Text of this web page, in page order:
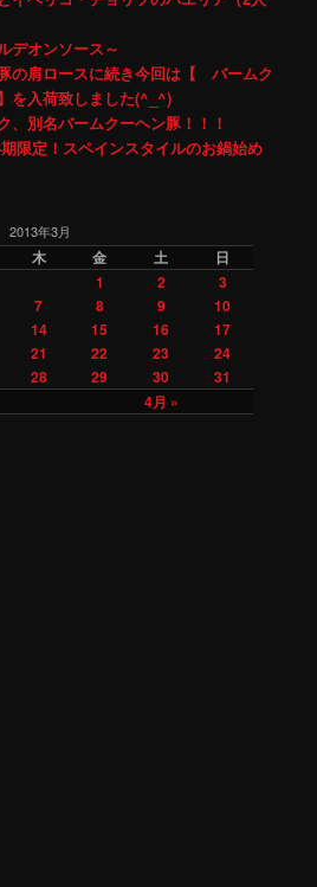
デオンソース～
の肩ロースに続き今回は【 バームク
を入荷致しました(^_^)
、別名バームクーヘン豚！！！
限定！スペインスタイルのお鍋始め
2013年3月
木 金 土 日
4月 »
1 2
3
7 8 9
10
14 15 16
17
21 22 23
24
28 29 30 31